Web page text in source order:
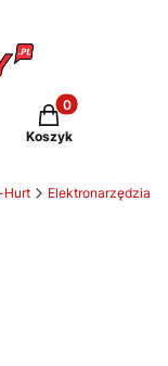
Produkty w
Koszyk
Hurt Elektronarzędzia